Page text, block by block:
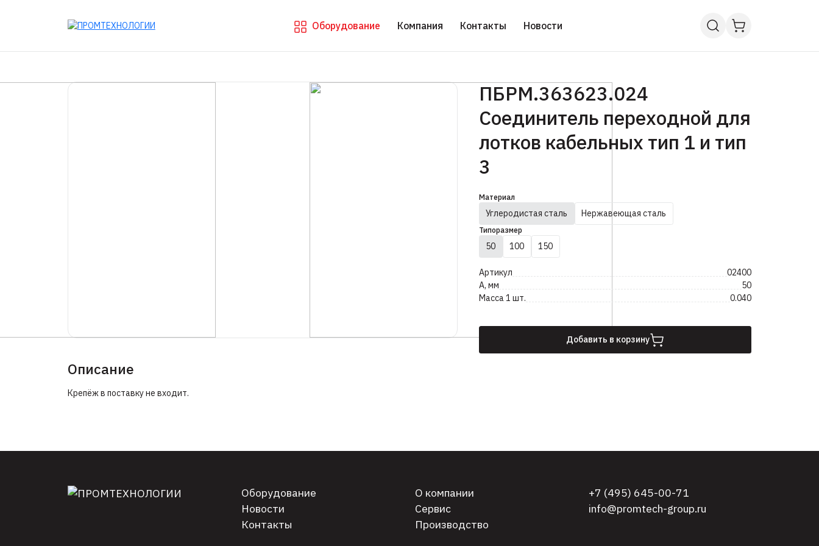
Оборудование Компания Контакты Новости
Описание
Крепёж в поставку не входит.
ПБРМ.363623.024
Соединитель переходной для
лотков кабельных тип 1 и тип
3
Материал
Углеродистая сталь Нержавеющая сталь
Типоразмер
50 100 150
Артикул
02400
А, мм
50
Масса 1 шт.
0.040
Добавить в корзину
Оборудование
Новости
Контакты
О компании
Сервис
Производство
+7 (495) 645-00-71
info@promtech-group.ru